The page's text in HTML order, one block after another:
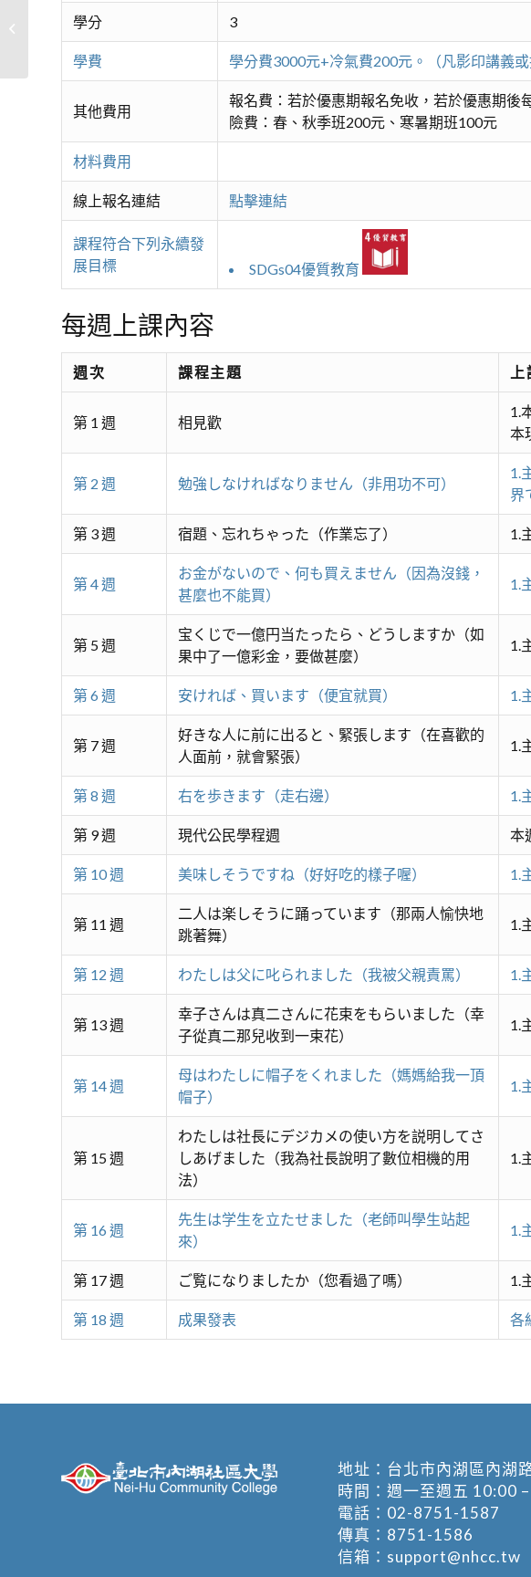
學分 3
學費 學分費3000元+冷氣費200元。（凡影印講義
其他費用
報名費：若於優惠期報名免收，若於優惠期
險費：春、秋季班200元、寒暑期班100元
材料費用
線上報名連結 點擊連結
課程符合下列永續發
展目標
SDGs04優質教育
每週上課內容
週次 課程主題
第 1 週 相見歡
1.
本
第 2 週 勉強しなければなりません（非用功不可）
1.
界
第 3 週 宿題、忘れちゃった（作業忘了） 1.
第 4 週
お金がないので、何も買えません（因為沒錢，
甚麼也不能買）
1.
第 5 週
宝くじで一億円当たったら、どうしますか（如
果中了一億彩金，要做甚麼）
1.
第 6 週 安ければ、買います（便宜就買） 1.
第 7 週
好きな人に前に出ると、緊張します（在喜歡的
人面前，就會緊張）
1.
第 8 週 右を歩きます（走右邊） 1.
第 9 週 現代公民學程週 本
第 10 週 美味しそうですね（好好吃的樣子喔） 1.
第 11 週
二人は楽しそうに踊っています（那兩人愉快地
跳著舞）
1.
第 12 週 わたしは父に叱られました（我被父親責罵） 1.
第 13 週
幸子さんは真二さんに花束をもらいました（幸
子從真二那兒收到一束花）
1.
第 14 週
母はわたしに帽子をくれました（媽媽給我一頂
帽子）
1.
第 15 週
わたしは社長にデジカメの使い方を説明してさ
しあげました（我為社長說明了數位相機的用
法）
1.
第 16 週
先生は学生を立たせました（老師叫學生站起
來）
1.
第 17 週 ご覧になりましたか（您看過了嗎） 1.
第 18 週 成果發表 各
地址： 台北市內湖區內湖
時間：週一至週五 10:00
電話： 02-8751-1587
傳真：8751-1586
信箱： support@nhcc.tw
日本語(一)A